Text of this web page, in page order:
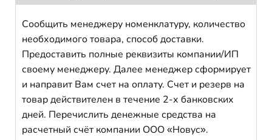
Сообщить менеджеру номенклатуру, количество
необходимого товара, способ доставки.
Предоставить полные реквизиты компании/ИП
своему менеджеру. Далее менеджер сформирует
и направит Вам счет на оплату. Счет и резерв на
товар действителен в течение 2-х банковских
дней. Перечислить денежные средства на
расчетный счёт компании ООО «Новус».